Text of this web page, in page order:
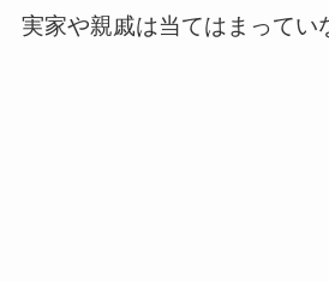
実家や親戚は当てはまってい